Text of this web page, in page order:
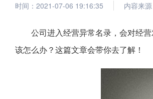
时间：2021-07-06 19:16:35 内容来
公司进入经营异常名录，会对经
该怎么办？这篇文章会带你去了解！